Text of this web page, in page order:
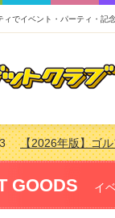
ィでイベント・パーティ・記
03【2026年版】ゴ
15【2026年版】ビ
03【2026年版】ゴ
16【2026年版】結
GOODS イ